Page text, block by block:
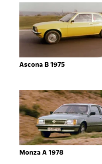
Ascona B 1975
Monza A 1978